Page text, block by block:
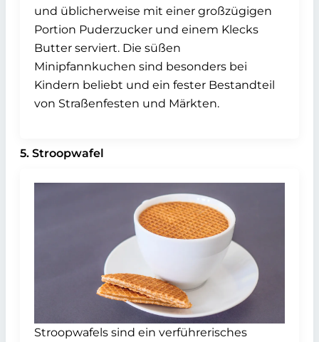
und üblicherweise mit einer großzügigen
Portion Puderzucker und einem Klecks
Butter serviert. Die süßen
Minipfannkuchen sind besonders bei
Kindern beliebt und ein fester Bestandteil
von Straßenfesten und Märkten.
5. Stroopwafel
Stroopwafels sind ein verführerisches